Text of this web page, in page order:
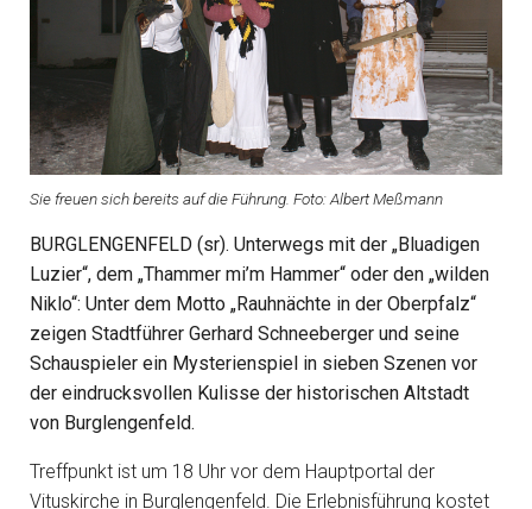
Sie freuen sich bereits auf die Führung. Foto: Albert Meßmann
BURGLENGENFELD (sr). Unterwegs mit der „Bluadigen
Luzier“, dem „Thammer mi’m Hammer“ oder den „wilden
Niklo“: Unter dem Motto „Rauhnächte in der Oberpfalz“
zeigen Stadtführer Gerhard Schneeberger und seine
Schauspieler ein Mysterienspiel in sieben Szenen vor
der eindrucksvollen Kulisse der historischen Altstadt
von Burglengenfeld.
Treffpunkt ist um 18 Uhr vor dem Hauptportal der
Vituskirche in Burglengenfeld. Die Erlebnisführung kostet